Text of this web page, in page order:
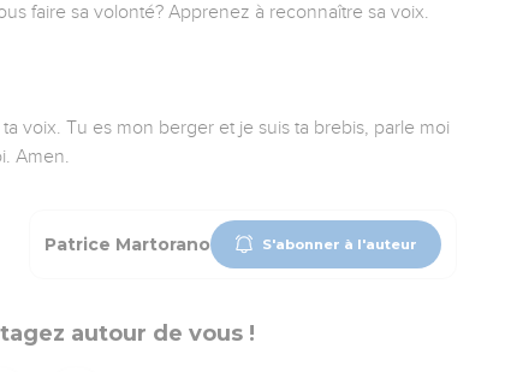
faire sa volonté? Apprenez à reconnaître sa voix.
voix. Tu es mon berger et je suis ta brebis, parle moi
Amen.
Patrice Martorano S'abonner à l'auteur
autour de vous !